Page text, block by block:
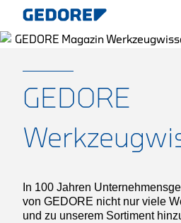
GEDORE
In 100 Jahren
von GEDORE nicht nur viele
und zu unserem Sortiment